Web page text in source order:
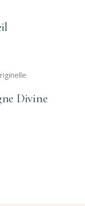
Divine